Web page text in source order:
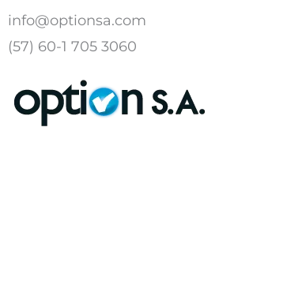
al
info@optionsa.com
(57) 60-1 705 3060